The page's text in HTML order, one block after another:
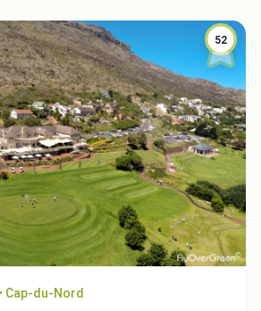
52
Cap-du-Nord